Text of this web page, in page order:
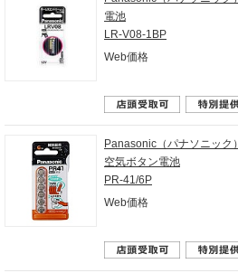
電池
LR-V08-1BP
Web価格
Panasonic（パナソニック）
空気ボタン電池
PR-41/6P
Web価格